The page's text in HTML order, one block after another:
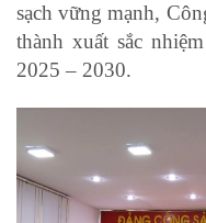
sạch vững mạnh,
thành xuất sắc
2025 – 2030.